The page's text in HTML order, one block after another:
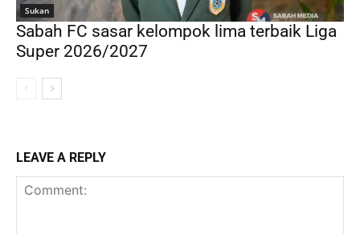
Sukan
Sabah FC sasar kelompok lima terbaik Liga
Super 2026/2027
LEAVE A REPLY